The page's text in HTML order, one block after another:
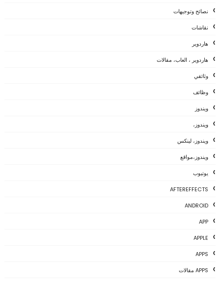
نصائح وتوجيهات
نقاشات
هاردوير
هاردوير ، العاب، مقالات
وثائقي
وظائف
ويندوز
ويندوز،
ويندوز، لينكس
ويندوز،مواقع
يوتيوب
AFTEREFFECTS
ANDROID
APP
APPLE
APPS
APPS مقالات